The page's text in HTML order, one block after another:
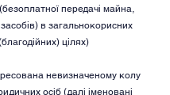
передачі майна,
в загальнокорисних
цілях)
невизначеному колу
осіб (далі іменовані